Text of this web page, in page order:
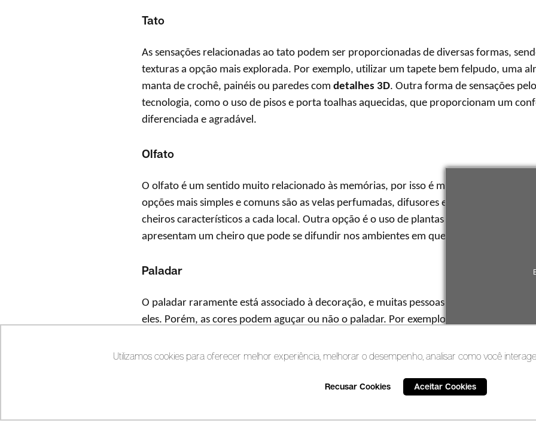
Utilizamos cookies para oferecer melhor experiência, melhorar o desempenho, analisar como você
Recusar Cookies Aceitar Cookies
Tato
As sensações relacionadas ao tato podem ser proporcionadas de diversas formas,
texturas a opção mais explorada. Por exemplo, utilizar um tapete bem felpudo, uma
manta de crochê, painéis ou paredes com detalhes 3D. Outra forma de sensações
tecnologia, como o uso de pisos e porta toalhas aquecidas, que proporcionam um
diferenciada e agradável.
Olfato
O olfato é um sentido muito relacionado às memórias, por isso é muito explorado na
opções mais simples e comuns são as velas perfumadas, difusores e aromatizadores
cheiros característicos a cada local. Outra opção é o uso de plantas e flores, afinal,
apresentam um cheiro que pode se difundir nos ambientes em que estão presentes.
Paladar
O paladar raramente está associado à decoração, e muitas pessoas nunca pensaram
eles. Porém, as cores podem aguçar ou não o paladar. Por exemplo, cores quentes
ou paredes pode afetar diretamente o paladar. Outra opção é utilizar frutas ou
bombons e balas, além de decorarem, também oferece uma opção extra de sabor
Visão